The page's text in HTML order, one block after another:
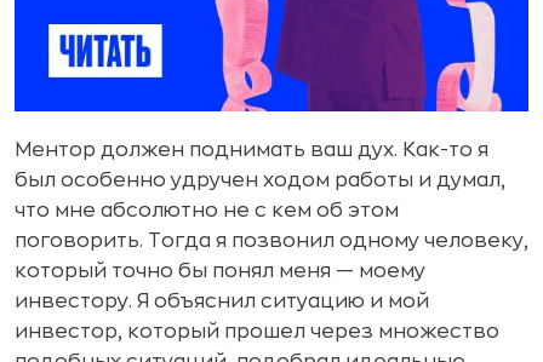
Ментор должен поднимать ваш дух. Как-то я
был особенно удручен ходом работы и думал,
что мне абсолютно не с кем об этом
поговорить. Тогда я позвонил одному человеку,
который точно бы понял меня — моему
инвестору. Я объяснил ситуацию и мой
инвестор, который прошел через множество